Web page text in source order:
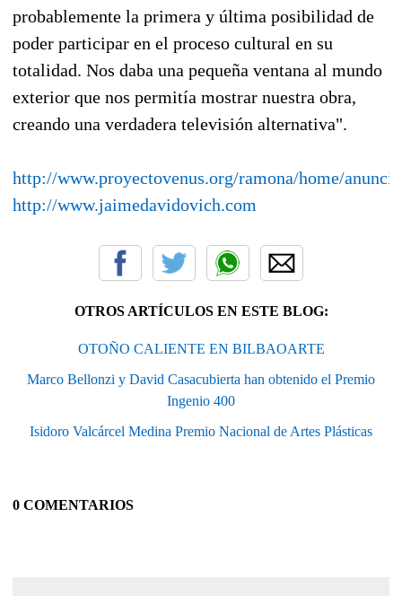
probablemente la primera y última posibilidad de
poder participar en el proceso cultural en su
totalidad. Nos daba una pequeña ventana al mundo
exterior que nos permitía mostrar nuestra obra,
creando una verdadera televisión alternativa".
http://www.proyectovenus.org/ramona/home/
http://www.jaimedavidovich.com
OTROS ARTÍCULOS EN ESTE BLOG:
OTOÑO CALIENTE EN BILBAOARTE
Marco Bellonzi y David Casacubierta han obtenido el Premio
Ingenio 400
Isidoro Valcárcel Medina Premio Nacional de Artes Plásticas
0 COMENTARIOS